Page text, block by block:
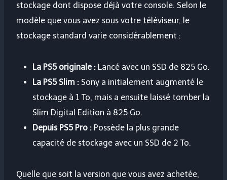
stockage dont dispose déjà votre console. Selon le
modèle que vous avez sous votre téléviseur, le
stockage standard varie considérablement :
La PS5 originale : Lancé avec un SSD de 825 Go.
La PS5 Slim : Sony a initialement augmenté le
stockage à 1 To, mais a ensuite laissé tomber la
Slim Digital Edition à 825 Go.
Depuis PS5 Pro : Possède la plus grande
capacité de stockage avec un SSD de 2 To.
Quelle que soit la version que vous avez achetée,